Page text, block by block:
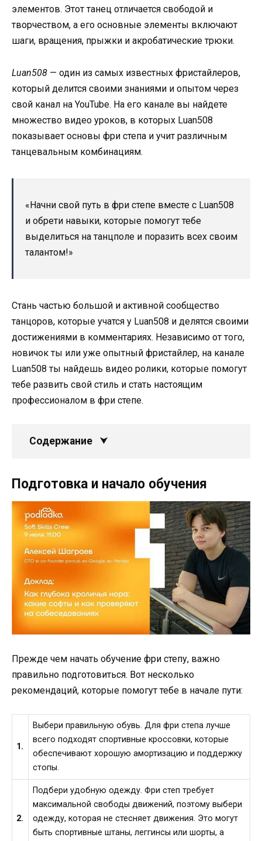
элементов. Этот танец отличается свободой и
творчеством, а его основные элементы включают
шаги, вращения, прыжки и акробатические трюки.
Luan508 — один из самых известных фристайлеров,
который делится своими знаниями и опытом через
свой канал на YouTube. На его канале вы найдете
множество видео уроков, в которых Luan508
показывает основы фри степа и учит различным
танцевальным комбинациям.
«Начни свой путь в фри степе вместе с Luan508
и обрети навыки, которые помогут тебе
выделиться на танцполе и поразить всех своим
талантом!»
Стань частью большой и активной сообщество
танцоров, которые учатся у Luan508 и делятся своими
достижениями в комментариях. Независимо от того,
новичок ты или уже опытный фристайлер, на канале
Luan508 ты найдешь видео ролики, которые помогут
тебе развить свой стиль и стать настоящим
профессионалом в фри степе.
Содержание
Подготовка и начало обучения
Прежде чем начать обучение фри степу, важно
правильно подготовиться. Вот несколько
рекомендаций, которые помогут тебе в начале пути:
1.
Выбери правильную обувь. Для фри степа лучше
всего подходят спортивные кроссовки, которые
обеспечивают хорошую амортизацию и поддержку
стопы.
2.
Подбери удобную одежду. Фри степ требует
максимальной свободы движений, поэтому выбери
одежду, которая не стесняет движения. Это могут
быть спортивные штаны, леггинсы или шорты, а